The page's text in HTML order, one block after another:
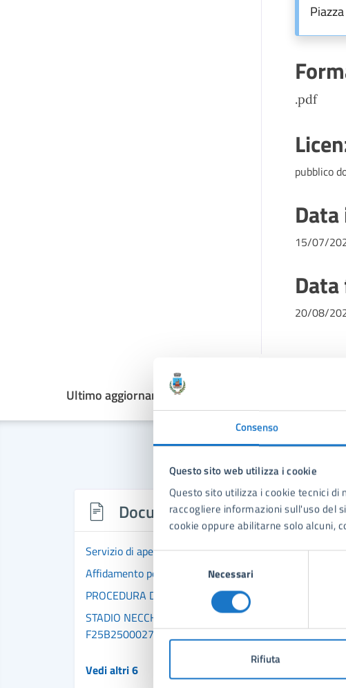
Consenso
Questo sito web utilizza i cookie
Questo sito utilizza i cookie tecnici
raccogliere informazioni sull'uso del
cookie oppure abilitarne solo alcuni,
Selezione
del
consenso
Necessari
Rifiuta
.pdf
pubblico
15/07/
20/08/
Ultimo aggiornamento:
Documenti
Servizio di apertura e chiusura, custodia e
Affidamento per la gestione dei Servizi Educativi per
STADIO NECCHI BALLONI - LAVORI DI
F25B25000270004
Vedi altri 6